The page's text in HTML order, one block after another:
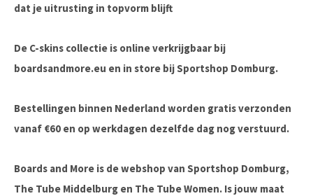
dat je uitrusting in topvorm blijft
De C-skins collectie is online verkrijgbaar bij
boardsandmore.eu en in store bij Sportshop Domburg.
Bestellingen binnen Nederland worden gratis verzonden
vanaf €60 en op werkdagen dezelfde dag nog verstuurd.
Boards and More is de webshop van Sportshop Domburg,
The Tube Middelburg en The Tube Women. Is jouw maat